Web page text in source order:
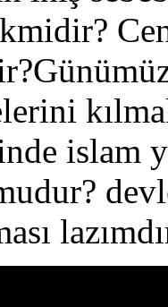
islam